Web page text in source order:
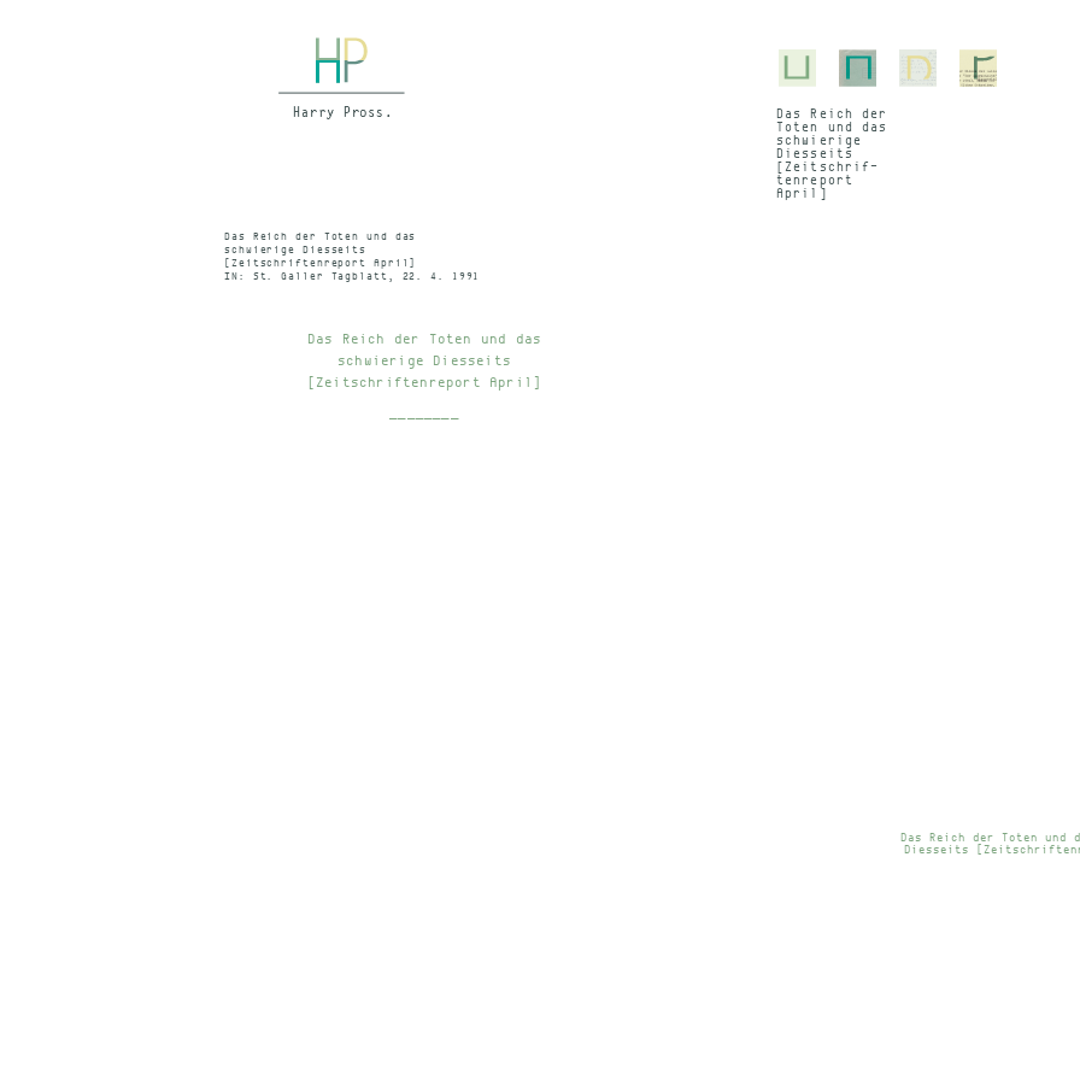
Das Reich der
To­ten und das
schwie­ri­ge
Dies­seits
[Zeit­schrif­
ten­re­port
April]
Das Reich der Toten und das
schwierige Diesseits
[Zeitschriftenreport April]
IN: St. Galler Tagblatt, 22. 4. 1991
Das Reich der Toten und
Diesseits
Das Reich der Toten und das
schwierige Diesseits
[Zeitschriftenreport April]